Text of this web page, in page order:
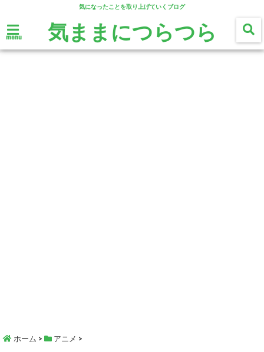
気になったことを取り上げていくブログ
menu 気ままにつらつら
ホーム > アニメ >